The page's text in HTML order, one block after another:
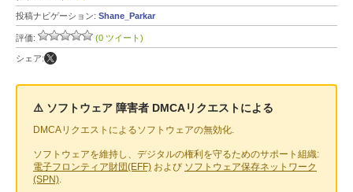
投稿ナビゲーション: Shane_Parkar
評価: (0 ツイート)
シェア:
⚠️ ソフトウェア 障害者 DMCAリクエストによる
DMCAリクエストによるソフトウェアの無効化.
ソフトウェアを維持し、デジタルの権利を守るためのサポート組織:
電子フロンティア財団(EFF) および ソフトウェア保存ネットワーク
(SPN).